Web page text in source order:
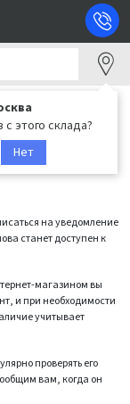
этого склада?
НетТОВАРА
на уведомление
станет доступен к
магазином вы
и при необходимости
учитывает
проверять его
вам, когда он